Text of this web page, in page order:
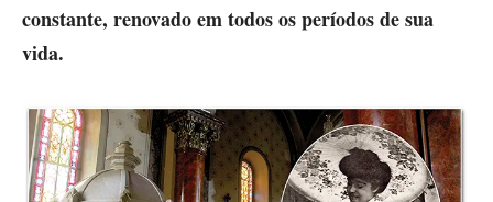
constante, renovado em todos os períodos de sua
vida.